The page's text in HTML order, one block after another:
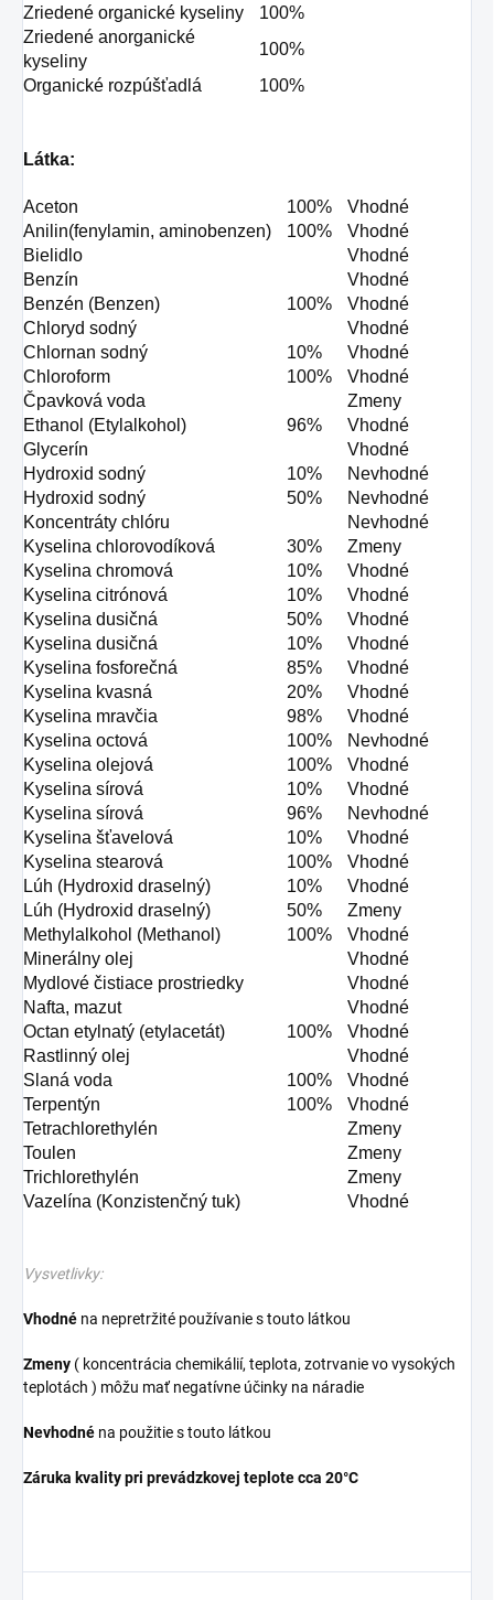
Zriedené organické kyseliny
100%
Zriedené anorganické
kyseliny
100%
Organické rozpúšťadlá
100%
Látka:
Aceton 100%
Vhodné
Anilin(fenylamin, aminobenzen)
100%
Vhodné
Bielidlo
Vhodné
Benzín
Vhodné
Benzén (Benzen)
100%
Vhodné
Chloryd sodný
Vhodné
Chlornan sodný
10%
Vhodné
Chloroform
100%
Vhodné
Čpavková voda
Zmeny
Ethanol (Etylalkohol)
96%
Vhodné
Glycerín
Vhodné
Hydroxid sodný
10%
Nevhodné
Hydroxid sodný
50%
Nevhodné
Koncentráty chlóru
Nevhodné
Kyselina chlorovodíková
30%
Zmeny
Kyselina chromová
10%
Vhodné
Kyselina citrónová
10%
Vhodné
Kyselina dusičná
50%
Vhodné
Kyselina dusičná
10%
Vhodné
Kyselina fosforečná
85%
Vhodné
Kyselina kvasná
20%
Vhodné
Kyselina mravčia
98%
Vhodné
Kyselina octová
100%
Nevhodné
Kyselina olejová
100%
Vhodné
Kyselina sírová
10%
Vhodné
Kyselina sírová
96%
Nevhodné
Kyselina šťavelová
10%
Vhodné
Kyselina stearová
100%
Vhodné
Lúh (Hydroxid draselný)
10%
Vhodné
Lúh (Hydroxid draselný)
50%
Zmeny
Methylalkohol (Methanol)
100%
Vhodné
Minerálny olej
Vhodné
Mydlové čistiace prostriedky
Vhodné
Nafta, mazut
Vhodné
Octan etylnatý (etylacetát)
100%
Vhodné
Rastlinný olej
Vhodné
Slaná voda
100%
Vhodné
Terpentýn
100%
Vhodné
Tetrachlorethylén
Zmeny
Toulen
Zmeny
Trichlorethylén
Zmeny
Vazelína (Konzistenčný tuk)
Vhodné
Vysvetlivky:
Vhodné na nepretržité používanie s touto látkou
Zmeny ( koncentrácia chemikálií, teplota, zotrvanie vo vysokých
teplotách ) môžu mať negatívne účinky na náradie
Nevhodné na použitie s touto látkou
Záruka kvality pri prevádzkovej teplote cca 20°C